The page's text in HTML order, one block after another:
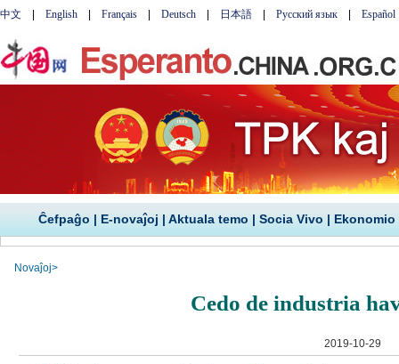
Ĉefpaĝo | E-novaĵoj | Aktuala temo | Socia Vivo | Ekonomio
Novaĵoj>
Cedo de industria
2019-10-29